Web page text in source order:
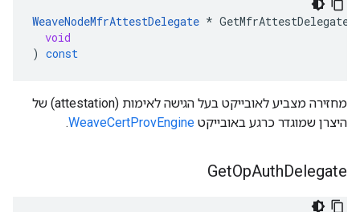
WeaveNodeMfrAttestDelegate * GetMfrAttestDelegate
void
) const
מחזירה מצביע לאובייקט בעל הגישה לאימות (attestation) של
היצרן שמוגדר כרגע באובייקט WeaveCertProvEngine
.
GetOpAuthDelegate